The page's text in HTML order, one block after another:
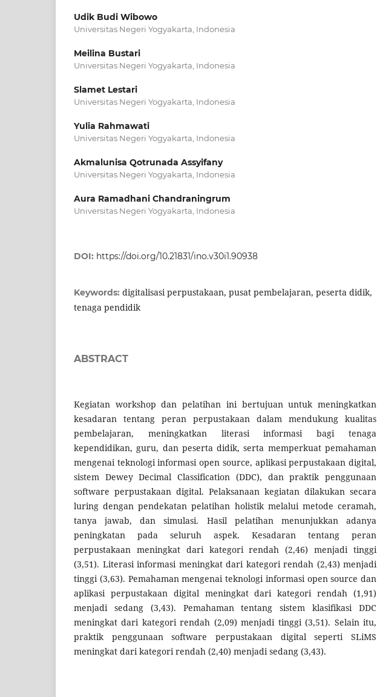
Udik Budi Wibowo
Universitas Negeri Yogyakarta, Indonesia
Meilina Bustari
Universitas Negeri Yogyakarta, Indonesia
Slamet Lestari
Universitas Negeri Yogyakarta, Indonesia
Yulia Rahmawati
Universitas Negeri Yogyakarta, Indonesia
Akmalunisa Qotrunada Assyifany
Universitas Negeri Yogyakarta, Indonesia
Aura Ramadhani Chandraningrum
Universitas Negeri Yogyakarta, Indonesia
DOI: https://doi.org/10.21831/ino.v30i1.90938
Keywords: digitalisasi perpustakaan, pusat pembelajaran, peserta didik,
tenaga pendidik
ABSTRACT
Kegiatan workshop dan pelatihan ini bertujuan untuk meningkatkan
kesadaran tentang peran perpustakaan dalam mendukung kualitas
pembelajaran, meningkatkan literasi informasi bagi tenaga
kependidikan, guru, dan peserta didik, serta memperkuat pemahaman
mengenai teknologi informasi open source, aplikasi perpustakaan digital,
sistem Dewey Decimal Classification (DDC), dan praktik penggunaan
software perpustakaan digital. Pelaksanaan kegiatan dilakukan secara
luring dengan pendekatan pelatihan holistik melalui metode ceramah,
tanya jawab, dan simulasi. Hasil pelatihan menunjukkan adanya
peningkatan pada seluruh aspek. Kesadaran tentang peran
perpustakaan meningkat dari kategori rendah (2,46) menjadi tinggi
(3,51). Literasi informasi meningkat dari kategori rendah (2,43) menjadi
tinggi (3,63). Pemahaman mengenai teknologi informasi open source dan
aplikasi perpustakaan digital meningkat dari kategori rendah (1,91)
menjadi sedang (3,43). Pemahaman tentang sistem klasifikasi DDC
meningkat dari kategori rendah (2,09) menjadi tinggi (3,51). Selain itu,
praktik penggunaan software perpustakaan digital seperti SLiMS
meningkat dari kategori rendah (2,40) menjadi sedang (3,43).